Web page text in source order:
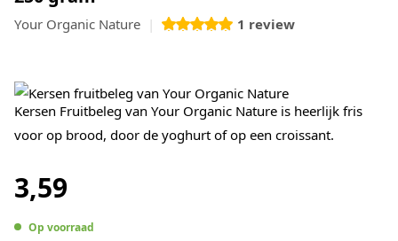
1 review
Your Organic Nature
3,59
Op voorraad
Kersen Fruitbeleg van Your Organic Nature is heerlijk fris
voor op brood, door de yoghurt of op een croissant.